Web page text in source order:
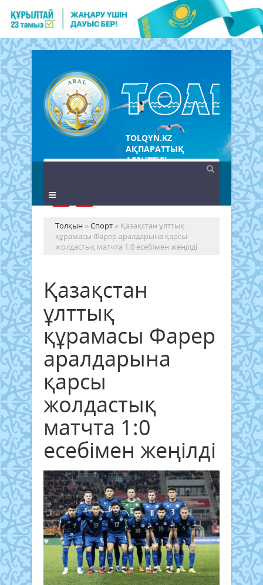
TOLQYN.KZ
АҚПАРАТТЫҚ
АГЕНТТІГІ
Толқын »Спорт » Қазақстан ұлттық
құрамасы Фарер аралдарына қарсы
жолдастық матчта 1:0 есебімен жеңілді
Қазақстан
ұлттық
құрамасы Фарер
аралдарына
қарсы
жолдастық
матчта 1:0
есебімен жеңілді